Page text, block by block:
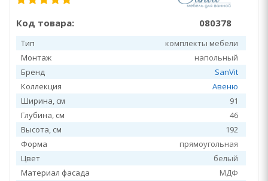
Код товара: 080378
Тип
комплекты мебели
Монтаж
напольный
Бренд
SanVit
Коллекция
Авеню
Ширина, см
91
Глубина, см
46
Высота, см
192
Форма
прямоугольная
Цвет
белый
Материал фасада
МДФ